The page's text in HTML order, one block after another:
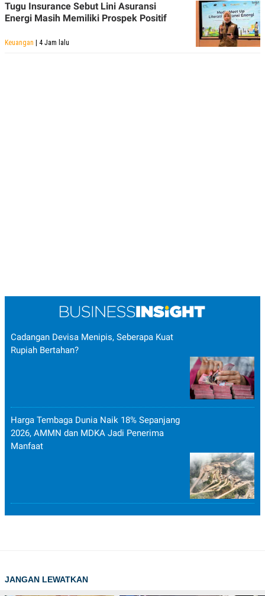
Tugu Insurance Sebut Lini Asuransi
Energi Masih Memiliki Prospek Positif
Keuangan | 4 Jam lalu
Cadangan Devisa Menipis, Seberapa Kuat
Rupiah Bertahan?
Harga Tembaga Dunia Naik 18% Sepanjang
2026, AMMN dan MDKA Jadi Penerima
Manfaat
JANGAN LEWATKAN